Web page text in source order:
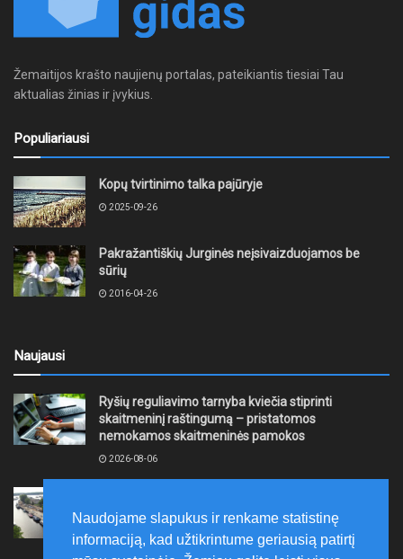
Žemaitijos krašto naujienų portalas, pateikiantis tiesiai Tau
aktualias žinias ir įvykius.
Populiariausi
Kopų tvirtinimo talka pajūryje
2025-09-26
Pakražantiškių Jurginės neįsivaizduojamos be
sūrių
2016-04-26
Naujausi
Ryšių reguliavimo tarnyba kviečia stiprinti
skaitmeninį raštingumą – pristatomos
nemokamos skaitmeninės pamokos
2026-08-06
Klaipėdoje juda į priekį
2026-08-06
Naudojame slapukus ir renkame statistinę
informaciją, kad užtikrintume geriausią patirtį